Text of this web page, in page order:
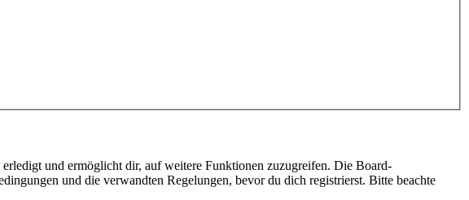
und ermöglicht dir, auf weitere Funktionen zuzugreifen. Die Board-
und die verwandten Regelungen, bevor du dich registrierst. Bitte beachte